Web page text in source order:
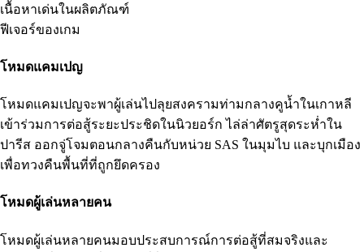
เนื้อหาเด่นในผลิตภัณฑ์
ฟีเจอร์ของเกม
โหมดแคมเปญ
โหมดแคมเปญจะพาผู้เล่นไปลุยสงครามท่ามกลางคูน้ำในเกาหลี
เข้าร่วมการต่อสู้ระยะประชิดในนิวยอร์ก ไล่ล่าศัตรูสุดระห่ำใน
ปารีส ออกจู่โจมตอนกลางคืนกับหน่วย SAS ในมุมไบ และบุกเมือง
เพื่อทวงคืนพื้นที่ที่ถูกยึดครอง
โหมดผู้เล่นหลายคน
โหมดผู้เล่นหลายคนมอบประสบการณ์การต่อสู้ที่สมจริงและ